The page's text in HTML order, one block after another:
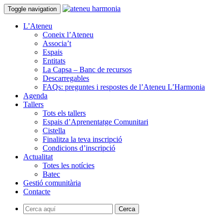
Toggle navigation
L’Ateneu
Coneix l’Ateneu
Associa’t
Espais
Entitats
La Capsa – Banc de recursos
Descarregables
FAQs: preguntes i respostes de l’Ateneu L’Harmonia
Agenda
Tallers
Tots els tallers
Espais d’Aprenentatge Comunitari
Cistella
Finalitza la teva inscripció
Condicions d’inscripció
Actualitat
Totes les notícies
Batec
Gestió comunitària
Contacte